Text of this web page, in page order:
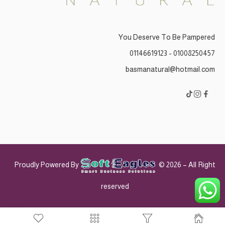
You Deserve To Be Pampered
01008250457 - 01146619123
basmanatural@hotmail.com
Proudly Powered By © 2026 – All Right
reserved